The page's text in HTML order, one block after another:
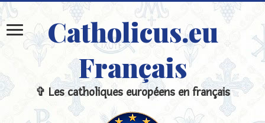
Catholicus.eu
Français
✞ Les catholiques européens en français